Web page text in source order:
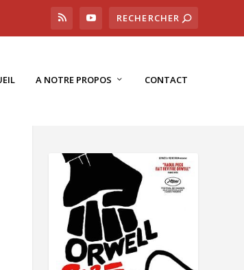
A NOTRE PROPOS CONTACT